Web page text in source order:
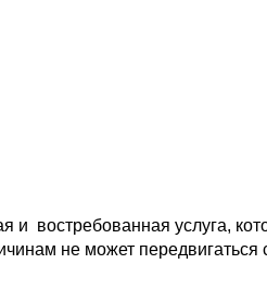
и востребованная услуга,
не может передвигаться